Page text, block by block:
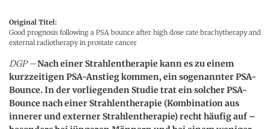
Original Titel:
Good prognosis following a PSA bounce after high dose rate brachytherapy and
external radiotherapy in prostate cancer
DGP –Nach einer Strahlentherapie kann es zu einem
kurzzeitigen PSA-Anstieg kommen, ein sogenannter PSA-
Bounce. In der vorliegenden Studie trat ein solcher PSA-
Bounce nach einer Strahlentherapie (Kombination aus
innerer und externer Strahlentherapie) recht häufig auf –